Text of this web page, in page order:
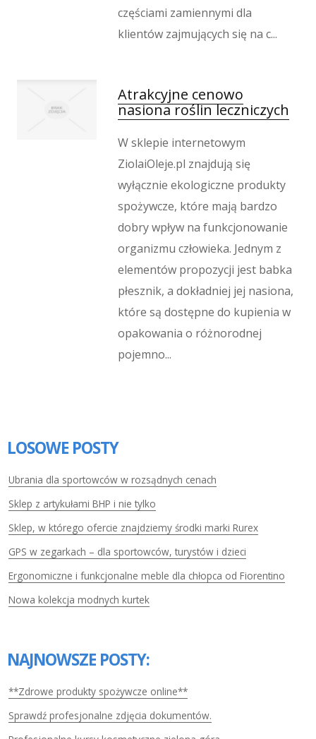
częściami zamiennymi dla
klientów zajmujących się na c...
Atrakcyjne cenowo
nasiona roślin leczniczych
W sklepie internetowym
ZiolaiOleje.pl znajdują się
wyłącznie ekologiczne produkty
spożywcze, które mają bardzo
dobry wpływ na funkcjonowanie
organizmu człowieka. Jednym z
elementów propozycji jest babka
płesznik, a dokładniej jej nasiona,
które są dostępne do kupienia w
opakowania o różnorodnej
pojemno...
LOSOWE POSTY
Ubrania dla sportowców w rozsądnych cenach
Sklep z artykułami BHP i nie tylko
Sklep, w którego ofercie znajdziemy środki marki Rurex
GPS w zegarkach – dla sportowców, turystów i dzieci
Ergonomiczne i funkcjonalne meble dla chłopca od Fiorentino
Nowa kolekcja modnych kurtek
NAJNOWSZE POSTY:
**Zdrowe produkty spożywcze online**
Sprawdź profesjonalne zdjęcia dokumentów.